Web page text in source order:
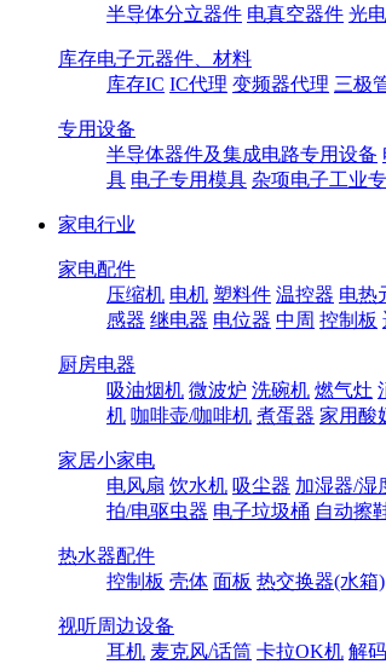
半导体分立器件 电真空器件 光
库存电子元器件、材料
库存IC IC代理 变频器代理 三极
专用设备
半导体器件及集成电路专用设备
具 电子专用模具 杂项电子工业
家电行业
家电配件
压缩机 电机 塑料件 温控器 电热
感器 继电器 电位器 中周 控制板
厨房电器
吸油烟机 微波炉 洗碗机 燃气灶
机 咖啡壶/咖啡机 煮蛋器 家用酸
家居小家电
电风扇 饮水机 吸尘器 加湿器/湿
拍/电驱虫器 电子垃圾桶 自动擦
热水器配件
控制板 壳体 面板 热交换器(水箱)
视听周边设备
耳机 麦克风/话筒 卡拉OK机 解